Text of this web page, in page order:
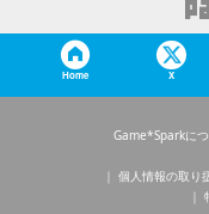
Home X
Game*Sparkに
個人情報の取り